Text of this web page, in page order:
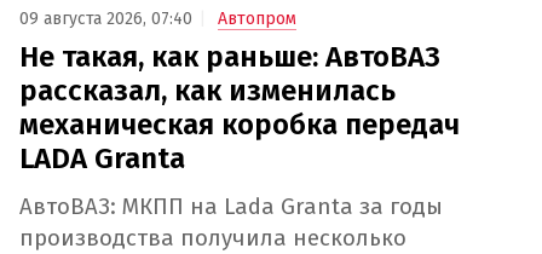
09 августа 2026, 07:40 Автопром
Не такая, как раньше: АвтоВАЗ
рассказал, как изменилась
механическая коробка передач
LADA Granta
АвтоВАЗ: МКПП на Lada Granta за годы
производства получила несколько